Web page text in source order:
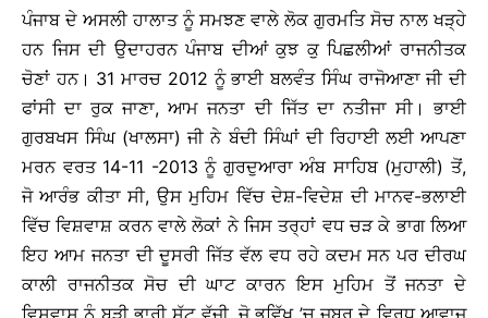
ਪੰਜਾਬ ਦੇ ਅਸਲੀ ਹਾਲਾਤ ਨੂੰ ਸਮਝਣ ਵਾਲੇ ਲੋਕ ਗੁਰਮਤਿ ਸੋਚ ਨਾਲ ਖੜ੍ਹੇ
ਹਨ ਜਿਸ ਦੀ ਉਦਾਹਰਨ ਪੰਜਾਬ ਦੀਆਂ ਕੁਝ ਕੁ ਪਿਛਲੀਆਂ ਰਾਜਨੀਤਕ
ਚੋਣਾਂ ਹਨ। 31 ਮਾਰਚ 2012 ਨੂੰ ਭਾਈ ਬਲਵੰਤ ਸਿੰਘ ਰਾਜੋਆਣਾ ਜੀ ਦੀ
ਫਾਂਸੀ ਦਾ ਰੁਕ ਜਾਣਾ, ਆਮ ਜਨਤਾ ਦੀ ਜਿੱਤ ਦਾ ਨਤੀਜਾ ਸੀ। ਭਾਈ
ਗੁਰਬਖਸ ਸਿੰਘ (ਖਾਲਸਾ) ਜੀ ਨੇ ਬੰਦੀ ਸਿੰਘਾਂ ਦੀ ਰਿਹਾਈ ਲਈ ਆਪਣਾ
ਮਰਨ ਵਰਤ 14-11 -2013 ਨੂੰ ਗੁਰਦੁਆਰਾ ਅੰਬ ਸਾਹਿਬ (ਮੁਹਾਲੀ) ਤੋਂ,
ਜੋ ਆਰੰਭ ਕੀਤਾ ਸੀ, ਉਸ ਮੁਹਿਮ ਵਿੱਚ ਦੇਸ਼-ਵਿਦੇਸ਼ ਦੀ ਮਾਨਵ-ਭਲਾਈ
ਵਿੱਚ ਵਿਸ਼ਵਾਸ਼ ਕਰਨ ਵਾਲੇ ਲੋਕਾਂ ਨੇ ਜਿਸ ਤਰ੍ਹਾਂ ਵਧ ਚੜ ਕੇ ਭਾਗ ਲਿਆ
ਇਹ ਆਮ ਜਨਤਾ ਦੀ ਦੂਸਰੀ ਜਿੱਤ ਵੱਲ ਵਧ ਰਹੇ ਕਦਮ ਸਨ ਪਰ ਦੀਰਘ
ਕਾਲੀ ਰਾਜਨੀਤਕ ਸੋਚ ਦੀ ਘਾਟ ਕਾਰਨ ਇਸ ਮੁਹਿਮ ਤੋਂ ਜਨਤਾ ਦੇ
ਵਿਸ਼ਵਾਸ ਨੂੰ ਬੜੀ ਭਾਰੀ ਸੱਟ ਵੱਜੀ, ਜੋ ਭਵਿੱਖ ’ਚ ਜਬਰ ਦੇ ਵਿਰੁਧ ਆਵਾਜ਼